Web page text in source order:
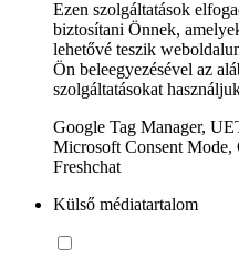
Ezen szolgáltatások
biztosítani Önnek,
lehetővé teszik
Ön beleegyezésével az
szolgáltatásokat
Google Tag Manager,
Microsoft Consent Mode,
Freshchat
Külső médiatartalom